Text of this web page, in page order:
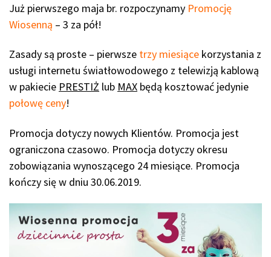
Już pierwszego maja br. rozpoczynamy Promocję
Wiosenną – 3 za pół!
Zasady są proste – pierwsze trzy miesiące korzystania z
usługi internetu światłowodowego z telewizją kablową
w pakiecie PRESTIŻ lub MAX będą kosztować jedynie
połowę ceny!
Promocja dotyczy nowych Klientów. Promocja jest
ograniczona czasowo. Promocja dotyczy okresu
zobowiązania wynoszącego 24 miesiące. Promocja
kończy się w dniu 30.06.2019.